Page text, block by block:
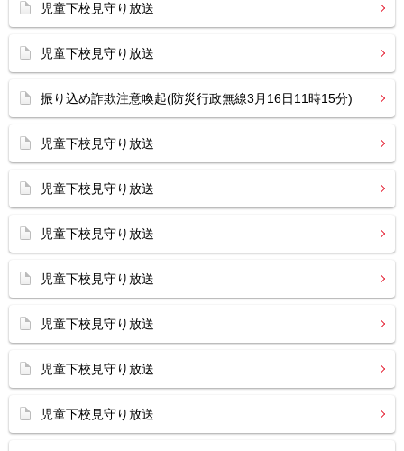
児童下校見守り放送
児童下校見守り放送
振り込め詐欺注意喚起(防災行政無線3月16日11時15分)
児童下校見守り放送
児童下校見守り放送
児童下校見守り放送
児童下校見守り放送
児童下校見守り放送
児童下校見守り放送
児童下校見守り放送